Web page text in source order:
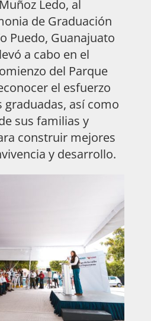
Ledo, al
de Graduación
Puedo, Guanajuato
a cabo en el
del Parque
el esfuerzo
graduadas, así como
sus familias y
construir mejores
y desarrollo.